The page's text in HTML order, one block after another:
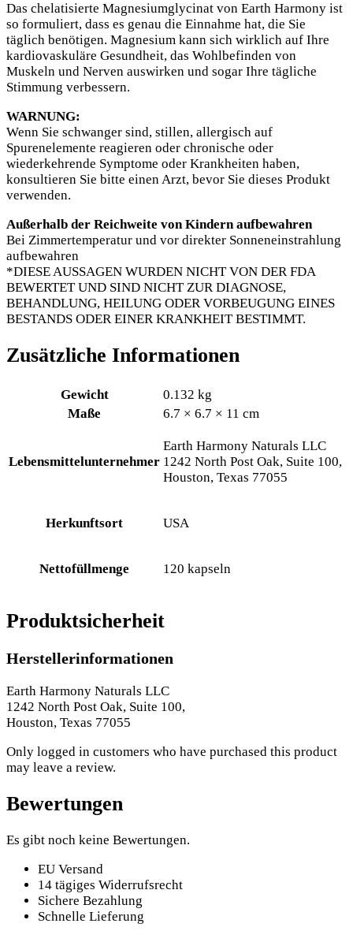
Das chelatisierte Magnesiumglycinat von Earth Harmony ist
so formuliert, dass es genau die Einnahme hat, die Sie
täglich benötigen. Magnesium kann sich wirklich auf Ihre
kardiovaskuläre Gesundheit, das Wohlbefinden von
Muskeln und Nerven auswirken und sogar Ihre tägliche
Stimmung verbessern.
WARNUNG:
Wenn Sie schwanger sind, stillen, allergisch auf
Spurenelemente reagieren oder chronische oder
wiederkehrende Symptome oder Krankheiten haben,
konsultieren Sie bitte einen Arzt, bevor Sie dieses Produkt
verwenden.
Außerhalb der Reichweite von Kindern aufbewahren
Bei Zimmertemperatur und vor direkter Sonneneinstrahlung
aufbewahren
*DIESE AUSSAGEN WURDEN NICHT VON DER FDA
BEWERTET UND SIND NICHT ZUR DIAGNOSE,
BEHANDLUNG, HEILUNG ODER VORBEUGUNG EINES
BESTANDS ODER EINER KRANKHEIT BESTIMMT.
Zusätzliche Informationen
Gewicht
0.132 kg
Maße
6.7 × 6.7 × 11 cm
Lebensmittelunternehmer
Earth Harmony Naturals LLC
1242 North Post Oak, Suite 100,
Houston, Texas 77055
Herkunftsort USA
Nettofüllmenge 120 kapseln
Produktsicherheit
Herstellerinformationen
Earth Harmony Naturals LLC
1242 North Post Oak, Suite 100,
Houston, Texas 77055
Only logged in customers who have purchased this product
may leave a review.
Bewertungen
Es gibt noch keine Bewertungen.
EU Versand
14 tägiges Widerrufsrecht
Sichere Bezahlung
Schnelle Lieferung